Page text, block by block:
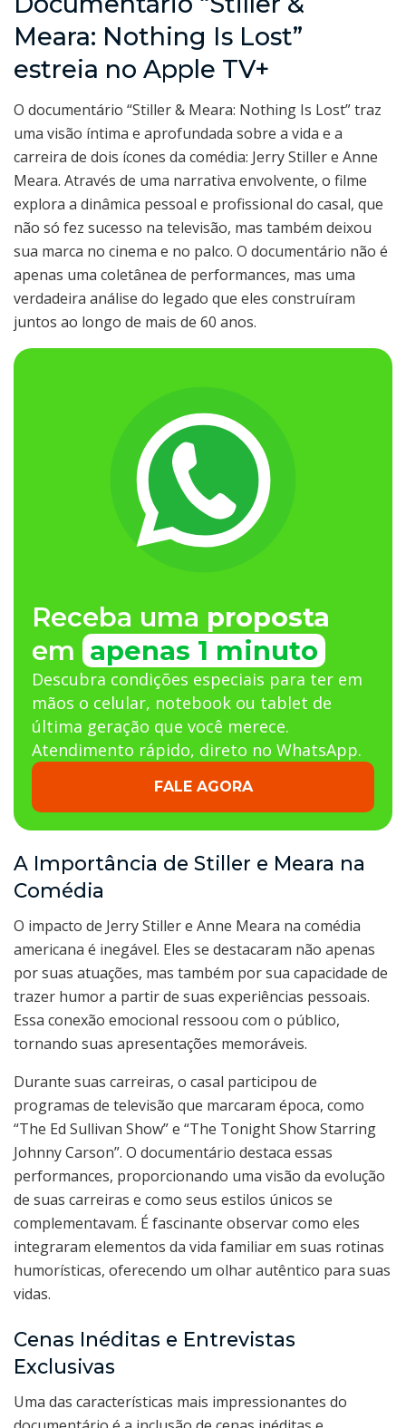
Meara: Nothing Is Lost”
estreia no Apple TV+
O documentário “Stiller & Meara: Nothing Is Lost” traz
uma visão íntima e aprofundada sobre a vida e a
carreira de dois ícones da comédia: Jerry Stiller e Anne
Meara. Através de uma narrativa envolvente, o filme
explora a dinâmica pessoal e profissional do casal, que
não só fez sucesso na televisão, mas também deixou
sua marca no cinema e no palco. O documentário não é
apenas uma coletânea de performances, mas uma
verdadeira análise do legado que eles construíram
juntos ao longo de mais de 60 anos.
Receba uma proposta
em apenas 1 minuto
Descubra condições especiais para ter em
mãos o celular, notebook ou tablet de
última geração que você merece.
Atendimento rápido, direto no WhatsApp.
FALE AGORA
A Importância de Stiller e Meara na
Comédia
O impacto de Jerry Stiller e Anne Meara na comédia
americana é inegável. Eles se destacaram não apenas
por suas atuações, mas também por sua capacidade de
trazer humor a partir de suas experiências pessoais.
Essa conexão emocional ressoou com o público,
tornando suas apresentações memoráveis.
Durante suas carreiras, o casal participou de
programas de televisão que marcaram época, como
“The Ed Sullivan Show” e “The Tonight Show Starring
Johnny Carson”. O documentário destaca essas
performances, proporcionando uma visão da evolução
de suas carreiras e como seus estilos únicos se
complementavam. É fascinante observar como eles
integraram elementos da vida familiar em suas rotinas
humorísticas, oferecendo um olhar autêntico para suas
vidas.
Cenas Inéditas e Entrevistas
Exclusivas
Uma das características mais impressionantes do